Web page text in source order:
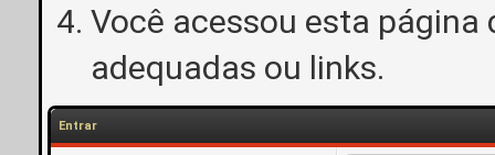
Você acessou esta
adequadas ou links.
Entrar